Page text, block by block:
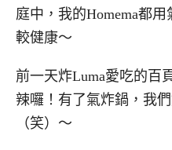
庭中，我的Homema都
較健康～
前一天炸Luma愛吃的百
辣囉！有了氣炸鍋，我
（笑）～